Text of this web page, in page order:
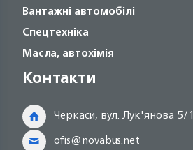
Вантажні автомобілі
Спецтехніка
Масла, автохімія
Контакти
Черкаси, вул. Лук'янова 5/1
ofis@novabus.net